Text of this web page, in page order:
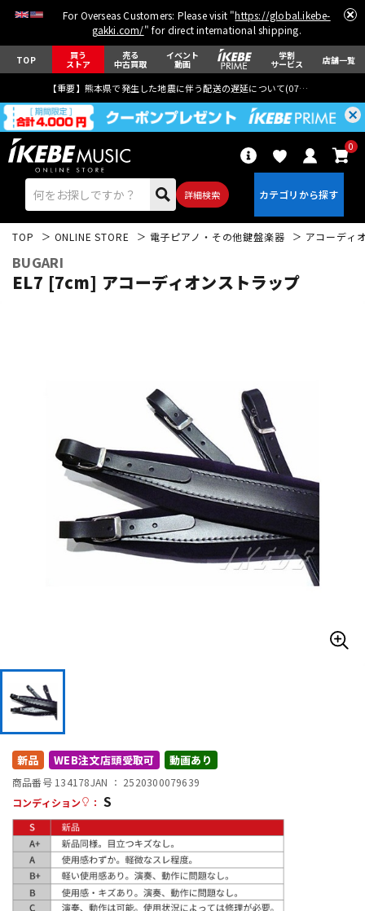
For Overseas Customers: Please visit "https://global.ikebe-
gakki.com/" for direct international shipping.
TOP 買う
ストア
売る
中古買取
イベント
動画
学割
サービス 店舗一覧
【重要】熊本県で発生した地震に伴う配送の遅延について(07月29日
詳細検索
0
ウクレレ
ドラム パーカッション
電子ピアノ
その他楽器
配信/ライブ機器
中古
TOP ONLINE STORE 電子ピアノ・その他鍵盤楽器 アコーディ
BUGARI
EL7 [7cm] アコーディオンストラップ
新品 WEB注文店頭受取可 動画あり
商品番号 134178JAN ： 2520300079639
コンディション
： S